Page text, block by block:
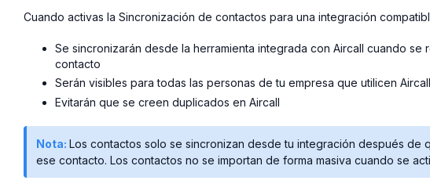
Cuando activas la Sincronización de contactos para una integración
Se sincronizarán desde la herramienta integrada con Aircall cuando se
contacto
Serán visibles para todas las personas de tu empresa que utilicen Aircall
Evitarán que se creen duplicados en Aircall
Nota: Los contactos solo se sincronizan desde tu integración después de
ese contacto. Los contactos no se importan de forma masiva cuando se